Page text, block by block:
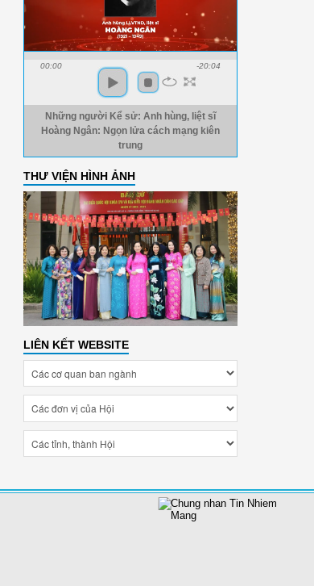
00:00 -20:04
Những người Kể sử: Anh hùng, liệt sĩ
Hoàng Ngân: Ngọn lửa cách mạng kiên
trung
THƯ VIỆN HÌNH ẢNH
LIÊN KẾT WEBSITE